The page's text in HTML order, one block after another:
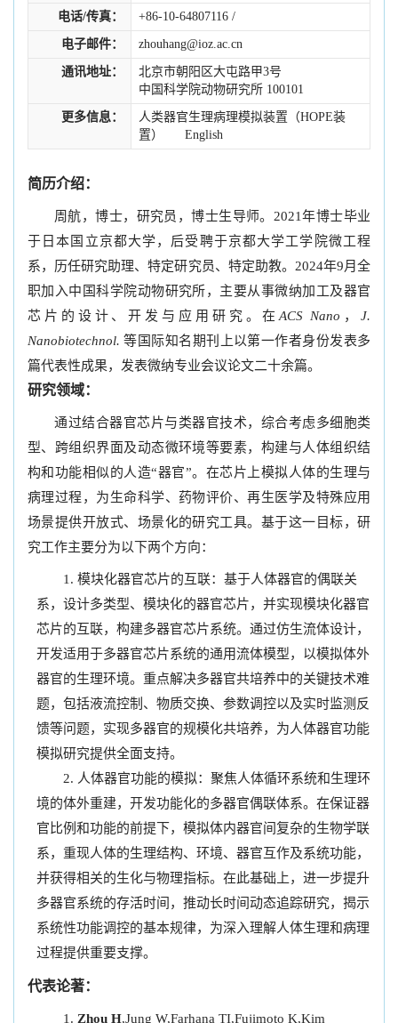
电话/传真： +86-10-64807116 /
电子邮件： zhouhang@ioz.ac.cn
通讯地址：
北京市朝阳区大屯路甲3号
中国科学院动物研究所 100101
更多信息：
人类器官生理病理模拟装置（HOPE装
置）
English
简历介绍：
周航，博士，研究员，博士生导师。2021年博士毕业
于日本国立京都大学，后受聘于京都大学工学院微工程
系，历任研究助理、特定研究员、特定助教。2024年9月全
职加入中国科学院动物研究所，主要从事微纳加工及器官
芯片的设计、开发与应用研究。在ACS Nano ，J.
Nanobiotechnol.等国际知名期刊上以第一作者身份发表多
篇代表性成果，发表微纳专业会议论文二十余篇。
研究领域：
通过结合器官芯片与类器官技术，综合考虑多细胞类
型、跨组织界面及动态微环境等要素，构建与人体组织结
构和功能相似的人造“器官”。在芯片上模拟人体的生理与
病理过程，为生命科学、药物评价、再生医学及特殊应用
场景提供开放式、场景化的研究工具。基于这一目标，研
究工作主要分为以下两个方向：
模块化器官芯片的互联：基于人体器官的偶联关
系，设计多类型、模块化的器官芯片，并实现模块化器官
芯片的互联，构建多器官芯片系统。通过仿生流体设计，
开发适用于多器官芯片系统的通用流体模型，以模拟体外
器官的生理环境。重点解决多器官共培养中的关键技术难
题，包括液流控制、物质交换、参数调控以及实时监测反
馈等问题，实现多器官的规模化共培养，为人体器官功能
模拟研究提供全面支持。
人体器官功能的模拟：聚焦人体循环系统和生理环
境的体外重建，开发功能化的多器官偶联体系。在保证器
官比例和功能的前提下，模拟体内器官间复杂的生物学联
系，重现人体的生理结构、环境、器官互作及系统功能，
并获得相关的生化与物理指标。在此基础上，进一步提升
多器官系统的存活时间，推动长时间动态追踪研究，揭示
系统性功能调控的基本规律，为深入理解人体生理和病理
过程提供重要支撑。
代表论著：
Zhou H,Jung W,Farhana TI,Fujimoto K,Kim